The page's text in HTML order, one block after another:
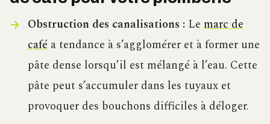
Obstruction des canalisations :Lemarc de
caféa tendance à s’agglomérer et à former une
pâte dense lorsqu’il est mélangé à l’eau. Cette
pâte peut s’accumuler dans les tuyaux et
provoquer des bouchons difficiles à déloger.